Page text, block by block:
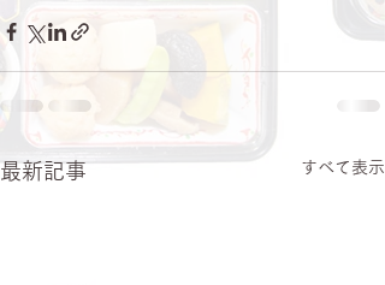
最新記事 すべて表示